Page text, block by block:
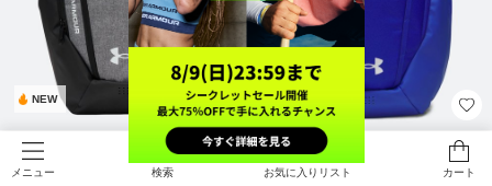
メニュー 検索 お気に入りリスト カート
NEW
UAノーウェイ チーム バックパック
（トレーニング/UNISEX）
NEW
UAノーウェイ チーム バックパック
（トレーニング/UNISEX）